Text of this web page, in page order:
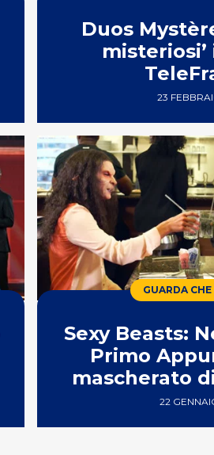
Duos
23
GUARDA
Sexy Beasts:
Primo
mascherato
22